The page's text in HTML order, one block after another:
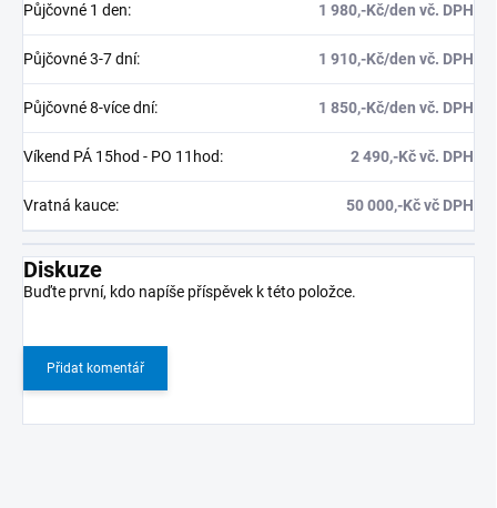
Půjčovné 1 den: 1 980,-Kč/den vč. DPH
Půjčovné 3-7 dní: 1 910,-Kč/den vč. DPH
Půjčovné 8-více dní: 1 850,-Kč/den vč. DPH
Víkend PÁ 15hod - PO 11hod: 2 490,-Kč vč. DPH
Vratná kauce: 50 000,-Kč vč DPH
Diskuze
Buďte první, kdo napíše příspěvek k této položce.
Přidat komentář